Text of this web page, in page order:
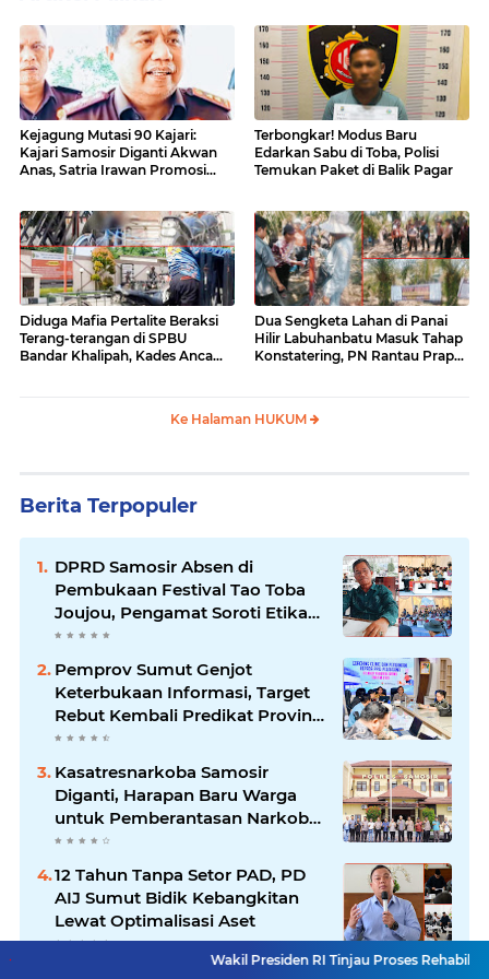
Kejagung Mutasi 90 Kajari:
Kajari Samosir Diganti Akwan
Anas, Satria Irawan Promosi
Terbongkar! Modus Baru
Edarkan Sabu di Toba, Polisi
Temukan Paket di Balik Pagar
Diduga Mafia Pertalite Beraksi
Terang-terangan di SPBU
Bandar Khalipah, Kades Ancam
Dua Sengketa Lahan di Panai
Hilir Labuhanbatu Masuk Tahap
Konstatering, PN Rantau Prapat
Ke Halaman HUKUM
Berita Terpopuler
DPRD Samosir Absen di
Pembukaan Festival Tao Toba
Joujou, Pengamat Soroti Etika
Birokrasi Pemkab
Pemprov Sumut Genjot
Keterbukaan Informasi, Target
Rebut Kembali Predikat Provinsi
Informatif
Kasatresnarkoba Samosir
Diganti, Harapan Baru Warga
untuk Pemberantasan Narkoba
Menguat
12 Tahun Tanpa Setor PAD, PD
AIJ Sumut Bidik Kebangkitan
Lewat Optimalisasi Aset
Wakil Presiden RI Tinjau Proses Rehabilitasi Jembatan